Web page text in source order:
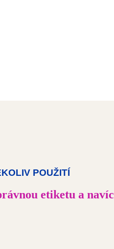
POUŽITÍ
etiketu a navíc